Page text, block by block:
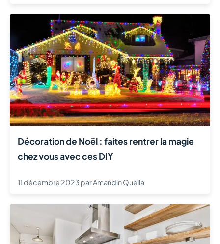
Décoration de Noël : faites rentrer la magie
chez vous avec ces DIY
11 décembre 2023 parAmandin Quella